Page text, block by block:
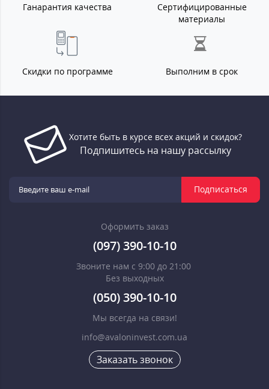
Ганарантия качества
Сертифицированные
материалы
Скидки по программе Выполним в срок
Хотите быть в курсе всех акций и скидок?
Подпишитесь на нашу рассылку
Подписаться
Оформить заказ
(097) 390-10-10
Звоните нам с 9:00 до 21:00
Без выходных
(050) 390-10-10
Мы всегда на связи!
info@avaloninvest.com.ua
Заказать звонок